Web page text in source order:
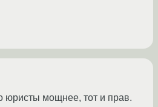
юристы мощнее, тот и прав.